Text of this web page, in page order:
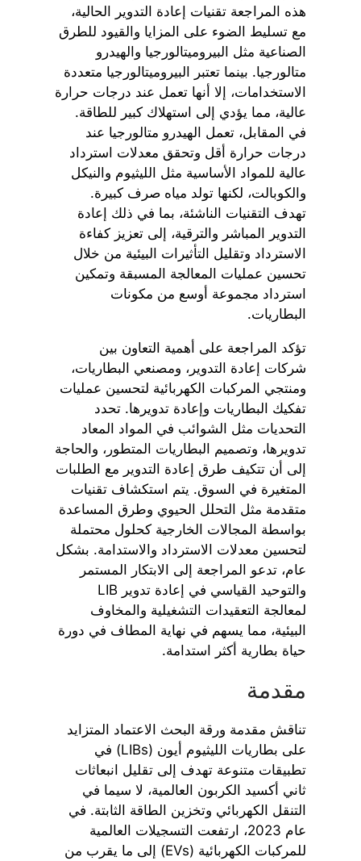
هذه المراجعة تقنيات إعادة التدوير الحالية،
مع تسليط الضوء على المزايا والقيود للطرق
الصناعية مثل البيروميتالورجيا والهيدرو
متالورجيا. بينما تعتبر البيروميتالورجيا متعددة
الاستخدامات، إلا أنها تعمل عند درجات حرارة
عالية، مما يؤدي إلى استهلاك كبير للطاقة.
في المقابل، تعمل الهيدرو متالورجيا عند
درجات حرارة أقل وتحقق معدلات استرداد
عالية للمواد الأساسية مثل الليثيوم والنيكل
والكوبالت، لكنها تولد مياه صرف كبيرة.
تهدف التقنيات الناشئة، بما في ذلك إعادة
التدوير المباشر والترقية، إلى تعزيز كفاءة
الاسترداد وتقليل التأثيرات البيئية من خلال
تحسين عمليات المعالجة المسبقة وتمكين
استرداد مجموعة أوسع من مكونات
البطاريات.
تؤكد المراجعة على أهمية التعاون بين
شركات إعادة التدوير، ومصنعي البطاريات،
ومنتجي المركبات الكهربائية لتحسين عمليات
تفكيك البطاريات وإعادة تدويرها. تحدد
التحديات مثل الشوائب في المواد المعاد
تدويرها، وتصميم البطاريات المتطور، والحاجة
إلى أن تتكيف طرق إعادة التدوير مع الطلبات
المتغيرة في السوق. يتم استكشاف تقنيات
متقدمة مثل التحلل الحيوي وطرق المساعدة
بواسطة المجالات الخارجية كحلول محتملة
لتحسين معدلات الاسترداد والاستدامة. بشكل
عام، تدعو المراجعة إلى الابتكار المستمر
والتوحيد القياسي في إعادة تدوير LIB
لمعالجة التعقيدات التشغيلية والمخاوف
البيئية، مما يسهم في نهاية المطاف في دورة
حياة بطارية أكثر استدامة.
مقدمة
تناقش مقدمة ورقة البحث الاعتماد المتزايد
على بطاريات الليثيوم أيون (LIBs) في
تطبيقات متنوعة تهدف إلى تقليل انبعاثات
ثاني أكسيد الكربون العالمية، لا سيما في
التنقل الكهربائي وتخزين الطاقة الثابتة. في
عام 2023، ارتفعت التسجيلات العالمية
للمركبات الكهربائية (EVs) إلى ما يقرب من